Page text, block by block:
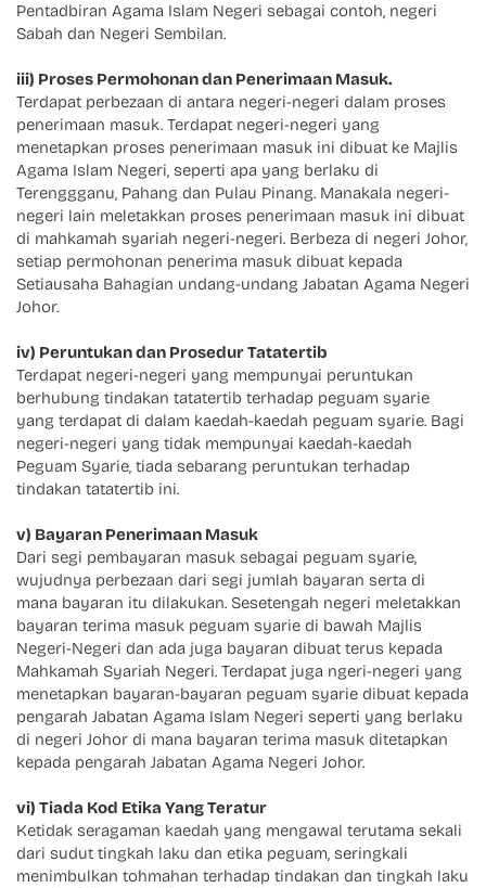
Pentadbiran Agama Islam Negeri sebagai contoh, negeri
Sabah dan Negeri Sembilan.
iii) Proses Permohonan dan Penerimaan Masuk.
Terdapat perbezaan di antara negeri-negeri dalam proses
penerimaan masuk. Terdapat negeri-negeri yang
menetapkan proses penerimaan masuk ini dibuat ke Majlis
Agama Islam Negeri, seperti apa yang berlaku di
Terenggganu, Pahang dan Pulau Pinang. Manakala negeri-
negeri lain meletakkan proses penerimaan masuk ini dibuat
di mahkamah syariah negeri-negeri. Berbeza di negeri Johor,
setiap permohonan penerima masuk dibuat kepada
Setiausaha Bahagian undang-undang Jabatan Agama Negeri
Johor.
iv) Peruntukan dan Prosedur Tatatertib
Terdapat negeri-negeri yang mempunyai peruntukan
berhubung tindakan tatatertib terhadap peguam syarie
yang terdapat di dalam kaedah-kaedah peguam syarie. Bagi
negeri-negeri yang tidak mempunyai kaedah-kaedah
Peguam Syarie, tiada sebarang peruntukan terhadap
tindakan tatatertib ini.
v) Bayaran Penerimaan Masuk
Dari segi pembayaran masuk sebagai peguam syarie,
wujudnya perbezaan dari segi jumlah bayaran serta di
mana bayaran itu dilakukan. Sesetengah negeri meletakkan
bayaran terima masuk peguam syarie di bawah Majlis
Negeri-Negeri dan ada juga bayaran dibuat terus kepada
Mahkamah Syariah Negeri. Terdapat juga ngeri-negeri yang
menetapkan bayaran-bayaran peguam syarie dibuat kepada
pengarah Jabatan Agama Islam Negeri seperti yang berlaku
di negeri Johor di mana bayaran terima masuk ditetapkan
kepada pengarah Jabatan Agama Negeri Johor.
vi) Tiada Kod Etika Yang Teratur
Ketidak seragaman kaedah yang mengawal terutama sekali
dari sudut tingkah laku dan etika peguam, seringkali
menimbulkan tohmahan terhadap tindakan dan tingkah laku